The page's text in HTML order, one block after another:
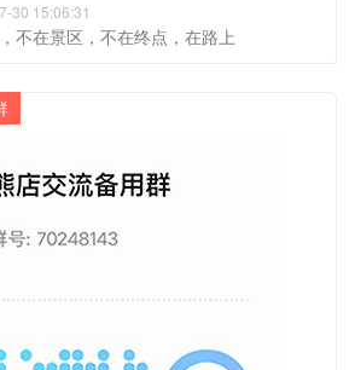
30 15:06:31
不在景区，不在终点，在路上